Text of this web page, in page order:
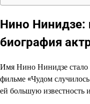
Нино Нинидзе:
биография
Имя Нино Нинидзе стало
фильме «Чудом
ей большую известность